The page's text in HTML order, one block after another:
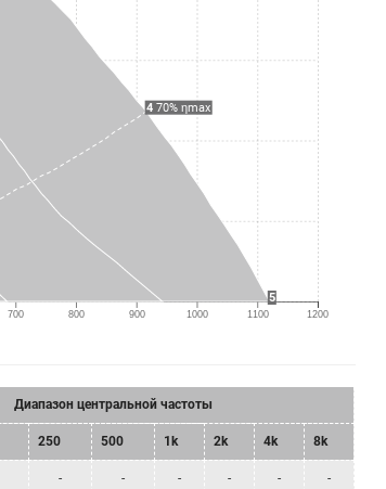
700 800 900 1000 1100 1200
470% ηmax
5
Диапазон центральной частоты
250 500 1k 2k 4k 8k
- - - - - -